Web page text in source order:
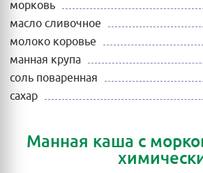
морковь
масло сливочное
молоко коровье
манная крупа
соль поваренная
сахар
Манная каша с